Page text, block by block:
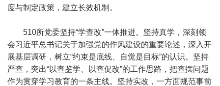
度与制定政策，建立长效机制。
510所党委坚持“学查改”一体推进。坚持真学，深刻领
会习近平总书记关于加强党的作风建设的重要论述，深入开
展基层调研，树立“约束是底线、自觉是目标”的认识。坚持
严查，突出“以查鉴学、以查促改”的工作思路，把查摆问题
作为贯穿学习教育的一条主线。坚持实改，一方面规范事前